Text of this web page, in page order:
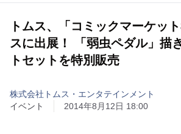
トムス、「コミックマーケッ
スに出展！ 「弱虫ペダル」描
トセットを特別販売
株式会社トムス・エンタテインメント
イベント
2014年8月12日 18:00